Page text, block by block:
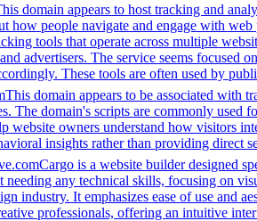
domain appears to host tracking and
how people navigate and engage with
tools that operate across multiple
advertisers. The service seems focused
These tools are often used by
This domain appears to be associated with
The domain's scripts are commonly used
website owners understand how visitors
insights rather than providing direct
Cargo is a website builder designed
needing any technical skills, focusing on
industry. It emphasizes ease of use and
professionals, offering an intuitive